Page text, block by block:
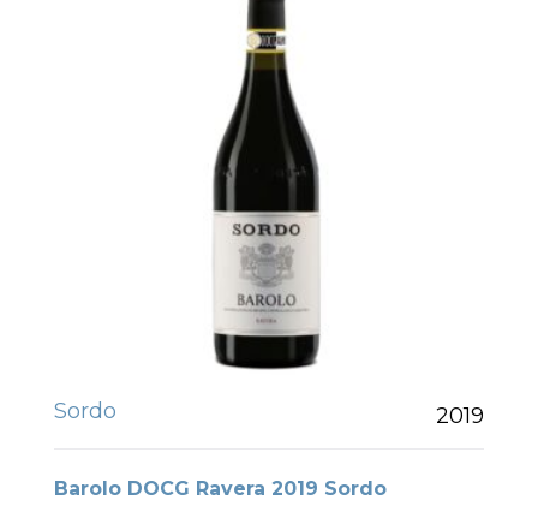
Sordo 2019
Barolo DOCG Ravera 2019 Sordo